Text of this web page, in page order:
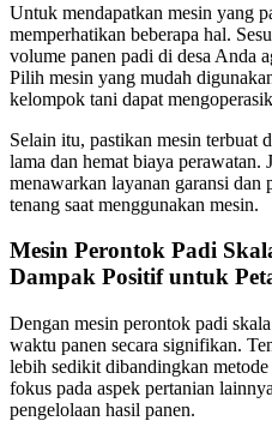
Untuk mendapatkan mesin yang
memperhatikan beberapa hal.
volume panen padi di desa Anda
Pilih mesin yang mudah
kelompok tani dapat
Selain itu, pastikan mesin terbuat
lama dan hemat biaya
menawarkan layanan garansi dan
tenang saat menggunakan mesin.
Mesin Perontok Padi
Dampak Positif untuk
Dengan mesin perontok padi
waktu panen secara signifikan.
lebih sedikit dibandingkan
fokus pada aspek pertanian
pengelolaan hasil panen.